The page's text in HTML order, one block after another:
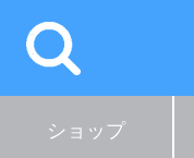
ショップ